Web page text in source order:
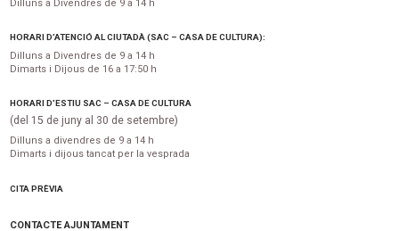
Dilluns a Divendres de 9 a 14 h
HORARI D’ATENCIÓ AL CIUTADÀ (SAC – CASA DE CULTURA):
Dilluns a Divendres de 9 a 14 h
Dimarts i Dijous de 16 a 17:50 h
HORARI D’ESTIU SAC – CASA DE CULTURA
(del 15 de juny al 30 de setembre)
Dilluns a divendres de 9 a 14 h
Dimarts i dijous tancat per la vesprada
CITA PRÈVIA
CONTACTE AJUNTAMENT